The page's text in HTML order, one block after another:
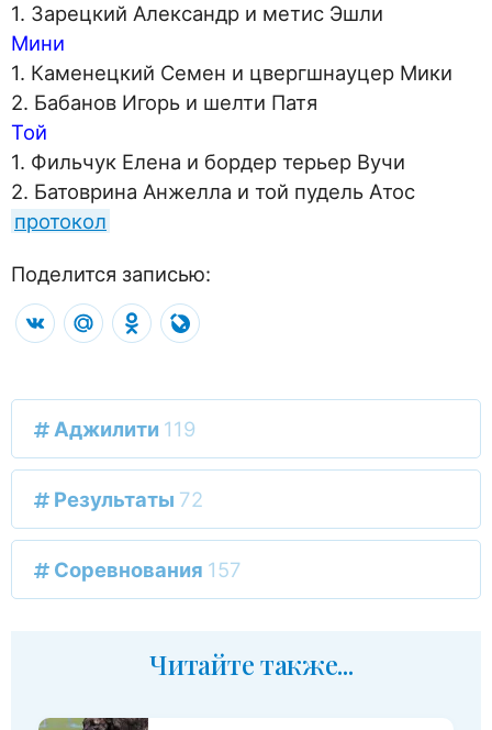
1. Зарецкий Александр и метис Эшли
Мини
1. Каменецкий Семен и цвергшнауцер Мики
2. Бабанов Игорь и шелти Патя
Той
1. Фильчук Елена и бордер терьер Вучи
2. Батоврина Анжелла и той пудель Атос
протокол
Поделится записью:
VK Mail.RuOdnoklassniki
Аджилити 119
Результаты 72
Соревнования 157
Читайте также...